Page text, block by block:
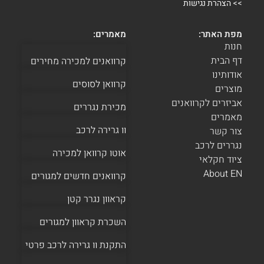
>>הצהרת נגישות
מפת האתר:
חנות
דף הבית
אודותינו
מוצרים
אביזרים לקרוואנים
מאמרים
צור קשר
נגררים לרכב
ציוד חקלאי
About EN
מאמרים:
קרוואנים למכירה מחירים
קרוואן לסוסים
מכירת נגררים
וו גרירה לרכב
אוטו קרוואן למכירה
קרוואנים חדשים למגורים
קראוון נגרר קטן
השכרת קראוון למגורים
התקנת וו גרירה לרכב פרטי